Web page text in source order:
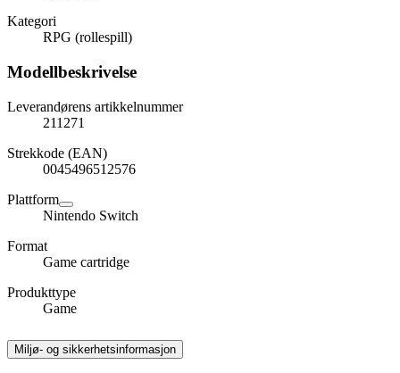
Kategori
RPG (rollespill)
Modellbeskrivelse
Leverandørens artikkelnummer
211271
Strekkode (EAN)
0045496512576
Plattform
Nintendo Switch
Format
Game cartridge
Produkttype
Game
Miljø- og sikkerhetsinformasjon